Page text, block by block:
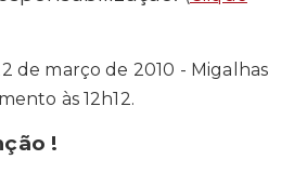
de março de 2010 - Migalhas
às 12h12.
!